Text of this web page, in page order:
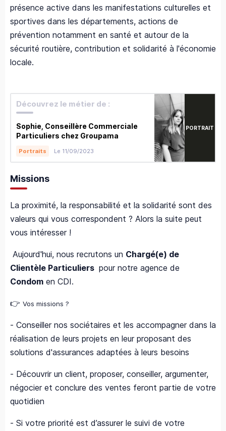
présence active dans les manifestations culturelles et
sportives dans les départements, actions de
prévention notamment en santé et autour de la
sécurité routière, contribution et solidarité à l'économie
locale.
Découvrez le métier de :
Sophie, Conseillère Commerciale
Particuliers chez Groupama
Portraits Le 11/09/2023
PORTRAIT
Missions
La proximité, la responsabilité et la solidarité sont des
valeurs qui vous correspondent ? Alors la suite peut
vous intéresser !
Aujourd'hui, nous recrutons un Chargé(e) de
Clientèle Particuliers pour notre agence de
Condom en CDI.
👉 Vos missions ?
- Conseiller nos sociétaires et les accompagner dans la
réalisation de leurs projets en leur proposant des
solutions d'assurances adaptées à leurs besoins
- Découvrir un client, proposer, conseiller, argumenter,
négocier et conclure des ventes feront partie de votre
quotidien
- Si votre priorité est d’assurer le suivi de votre